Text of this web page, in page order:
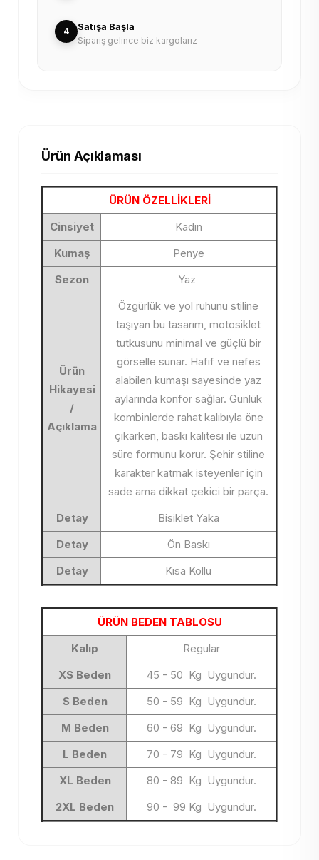
4 Satışa Başla
Sipariş gelince biz kargolarız
Ürün Açıklaması
ÜRÜN ÖZELLİKLERİ
Cinsiyet
Kadın
Kumaş
Penye
Sezon
Yaz
Ürün
Hikayesi
/
Açıklama
Özgürlük ve yol ruhunu stiline
taşıyan bu tasarım, motosiklet
tutkusunu minimal ve güçlü bir
görselle sunar. Hafif ve nefes
alabilen kumaşı sayesinde yaz
aylarında konfor sağlar. Günlük
kombinlerde rahat kalıbıyla öne
çıkarken, baskı kalitesi ile uzun
süre formunu korur. Şehir stiline
karakter katmak isteyenler için
sade ama dikkat çekici bir parça.
Detay
Bisiklet Yaka
Detay
Ön Baskı
Detay
Kısa Kollu
ÜRÜN BEDEN TABLOSU
Kalıp
Regular
XS Beden
45 - 50 Kg Uygundur.
S Beden
50 - 59 Kg Uygundur.
M Beden
60 - 69 Kg Uygundur.
L Beden
70 - 79 Kg Uygundur.
XL Beden
80 - 89 Kg Uygundur.
2XL Beden
90 - 99 Kg Uygundur.